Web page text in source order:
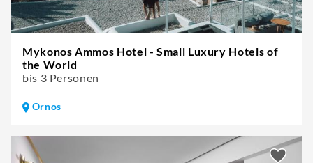
Mykonos Ammos Hotel - Small Luxury Hotels of
the World
bis 3 Personen
Ornos